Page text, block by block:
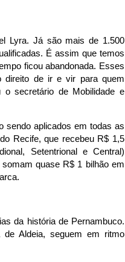
Lyra. Já são mais de 1.500
É assim que temos
ficou abandonada. Esses
direito de ir e vir para quem
o secretário de Mobilidade e
sendo aplicados em todas as
Recife, que recebeu R$ 1,5
Setentrional e Central)
quase R$ 1 bilhão em
da história de Pernambuco.
Aldeia, seguem em ritmo